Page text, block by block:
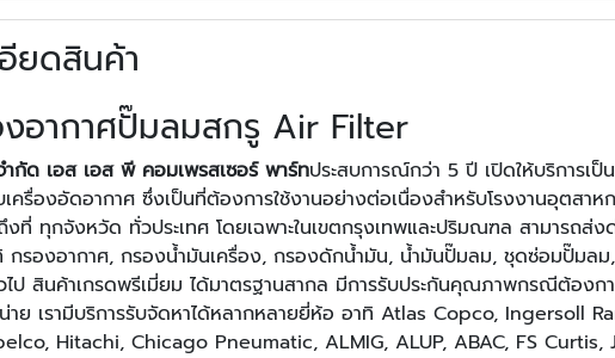
อียดสินค้า
อากาศปั๊มลมสกรู Air Filter
กัด เอส เอส พี คอมเพรสเซอร์ พาร์ทประสบการณ์กว่า 5 ปี เปิดให้บริการเ
เครื่องอัดอากาศ ซึ่งเป็นที่ต้องการใช้งานอย่างต่อเนื่องสำหรับโรงงานอุตสา
ที่ ทุกจังหวัด ทั่วประเทศ โดยเฉพาะในเขตกรุงเทพและปริมณฑล สามารถส่
กรองอากาศ, กรองน้ำมันเครื่อง, กรองดักน้ำมัน, น้ำมันปั๊มลม, ชุดซ่อมปั๊มล
ไป สินค้าเกรดพรีเมี่ยม ได้มาตรฐานสากล มีการรับประกันคุณภาพกรณีต้อง
าย เรามีบริการรับจัดหาได้หลากหลายยี่ห้อ อาทิ Atlas Copco, Ingersoll
Hitachi, Chicago Pneumatic, ALMIG, ALUP, ABAC, FS